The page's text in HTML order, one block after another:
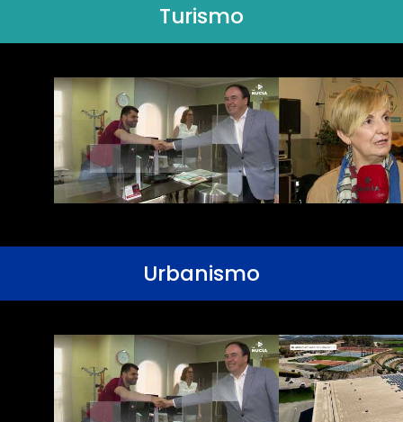
Turismo
Urbanismo